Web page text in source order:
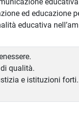
educativa
ed educazione
educativa
qualità.
e istituzioni forti.